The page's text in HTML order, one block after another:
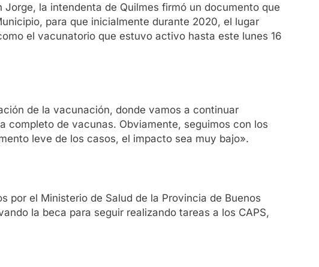
la intendenta de Quilmes firmó un documento que
para que inicialmente durante 2020, el lugar
el vacunatorio que estuvo activo hasta este lunes 16
de la vacunación, donde vamos a continuar
completo de vacunas. Obviamente, seguimos con los
leve de los casos, el impacto sea muy bajo».
por el Ministerio de Salud de la Provincia de Buenos
la beca para seguir realizando tareas a los CAPS,